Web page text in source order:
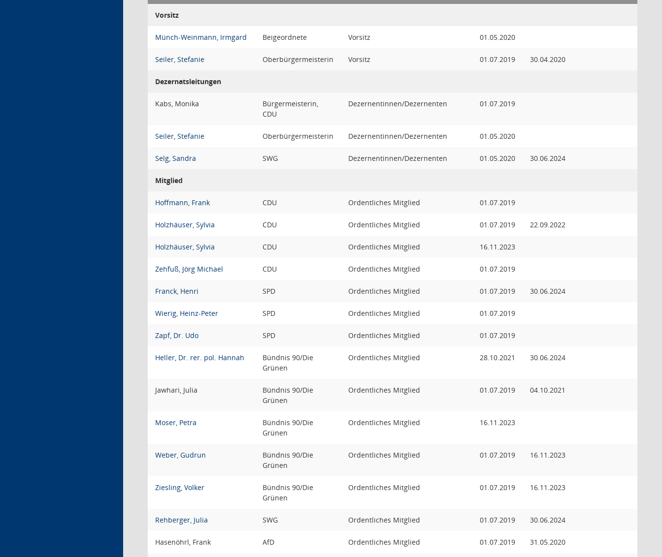
Vorsitz
Münch-Weinmann, Irmgard Beigeordnete Vorsitz 01.05.2020
Seiler, Stefanie Oberbürgermeisterin Vorsitz 01.07.2019 30.04.2020
Dezernatsleitungen
Kabs, Monika
Bürgermeisterin,
CDU
Dezernentinnen/Dezernenten 01.07.2019
Seiler, Stefanie Oberbürgermeisterin Dezernentinnen/Dezernenten 01.05.2020
Selg, Sandra SWG Dezernentinnen/Dezernenten 01.05.2020 30.06.2024
Mitglied
Hoffmann, Frank CDU Ordentliches Mitglied 01.07.2019
Holzhäuser, Sylvia CDU Ordentliches Mitglied 01.07.2019 22.09.2022
Holzhäuser, Sylvia CDU Ordentliches Mitglied 16.11.2023
Zehfuß, Jörg Michael CDU Ordentliches Mitglied 01.07.2019
Franck, Henri SPD Ordentliches Mitglied 01.07.2019 30.06.2024
Wierig, Heinz-Peter SPD Ordentliches Mitglied 01.07.2019
Zapf, Dr. Udo SPD Ordentliches Mitglied 01.07.2019
Heller, Dr. rer. pol. Hannah
Bündnis 90/Die
Grünen
Ordentliches Mitglied 28.10.2021 30.06.2024
Jawhari, Julia
Bündnis 90/Die
Grünen
Ordentliches Mitglied 01.07.2019 04.10.2021
Moser, Petra
Bündnis 90/Die
Grünen
Ordentliches Mitglied 16.11.2023
Weber, Gudrun
Bündnis 90/Die
Grünen
Ordentliches Mitglied 01.07.2019 16.11.2023
Ziesling, Volker
Bündnis 90/Die
Grünen
Ordentliches Mitglied 01.07.2019 16.11.2023
Rehberger, Julia SWG Ordentliches Mitglied 01.07.2019 30.06.2024
Hasenöhrl, Frank AfD Ordentliches Mitglied 01.07.2019 31.05.2020